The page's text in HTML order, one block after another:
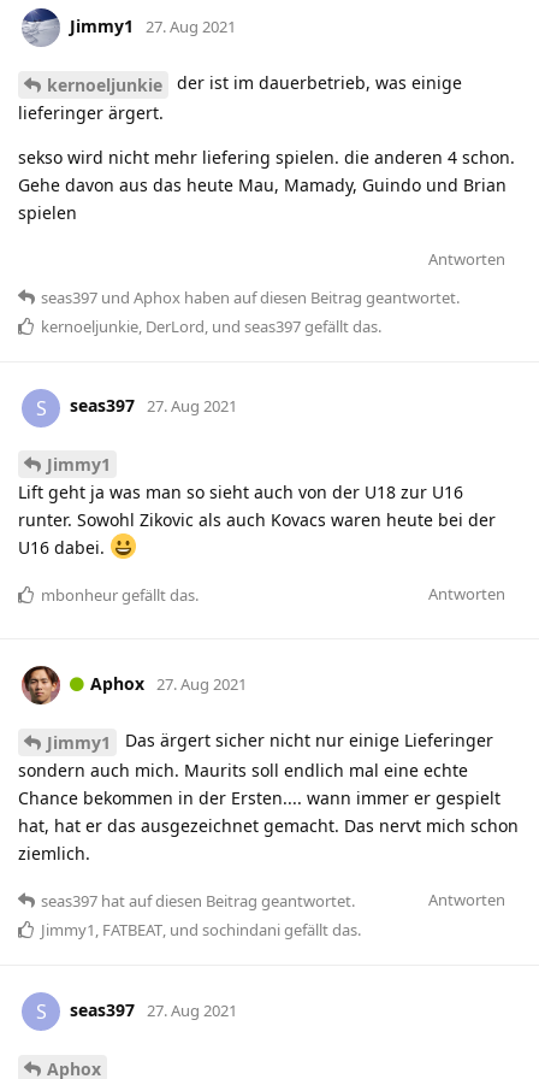
Jimmy1 27. Aug 2021
kernoeljunkie
der ist im dauerbetrieb, was einige
lieferinger ärgert.
sekso wird nicht mehr liefering spielen. die anderen 4 schon.
Gehe davon aus das heute Mau, Mamady, Guindo und Brian
spielen
Antworten
seas397 und Aphox haben auf diesen Beitrag geantwortet.
kernoeljunkie DerLord , und seas397gefällt das.
S seas397 27. Aug 2021
Jimmy1
Lift geht ja was man so sieht auch von der U18 zur U16
runter. Sowohl Zikovic als auch Kovacs waren heute bei der
U16 dabei.
Antworten
mbonheurgefällt das.
Aphox 27. Aug 2021
Jimmy1
Das ärgert sicher nicht nur einige Lieferinger
sondern auch mich. Maurits soll endlich mal eine echte
Chance bekommen in der Ersten.... wann immer er gespielt
hat, hat er das ausgezeichnet gemacht. Das nervt mich schon
ziemlich.
Antworten
seas397 hatauf diesen Beitrag geantwortet.
Jimmy1, FATBEAT, und sochindanigefällt das.
S seas397 27. Aug 2021
Aphox